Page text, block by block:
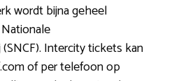
wordt bijna geheel
Intercity tickets kan
of per telefoon op